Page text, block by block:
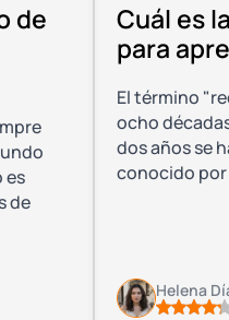
de
es
de
Cuál es
para
El término
ocho
dos años se
conocido por
Helena